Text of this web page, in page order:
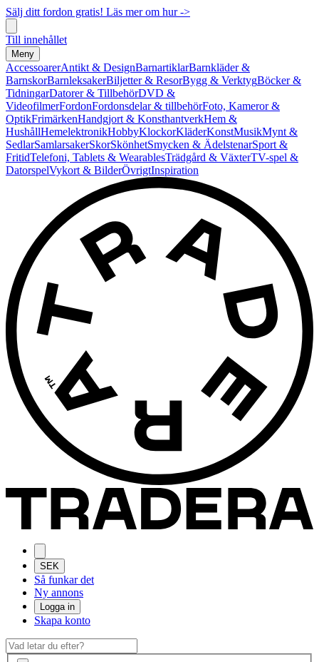
Sälj ditt fordon gratis! Läs mer om hur ->
Till innehållet
Meny
AccessoarerAntikt & DesignBarnartiklarBarnkläder &
BarnskorBarnleksakerBiljetter & ResorBygg & VerktygBöcker &
TidningarDatorer & TillbehörDVD &
VideofilmerFordonFordonsdelar & tillbehörFoto, Kameror &
OptikFrimärkenHandgjort & KonsthantverkHem &
HushållHemelektronikHobbyKlockorKläderKonstMusikMynt &
SedlarSamlarsakerSkorSkönhetSmycken & ÄdelstenarSport &
FritidTelefoni, Tablets & WearablesTrädgård & VäxterTV-spel &
DatorspelVykort & BilderÖvrigtInspiration
SEK
Så funkar det
Ny annons
Logga in
Skapa konto